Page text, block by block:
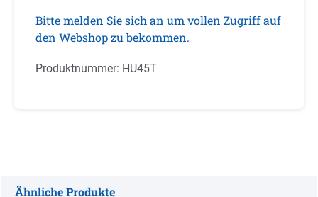
Bitte melden Sie sich an um vollen Zugriff auf
den Webshop zu bekommen.
Produktnummer: HU45T
Ähnliche Produkte